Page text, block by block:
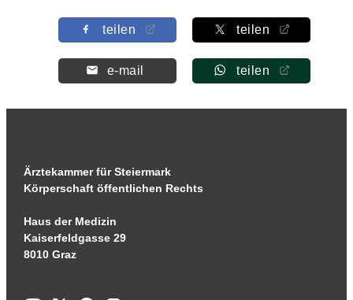
teilen teilen
e-mail teilen
Ärztekammer für Steiermark
Körperschaft öffentlichen Rechts
Haus der Medizin
Kaiserfeldgasse 29
8010 Graz